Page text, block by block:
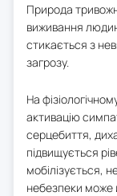
Природа
виживання
стикається з
загрозу.
На
активацію
серцебиття,
підвищується
мобілізується,
небезпеки може